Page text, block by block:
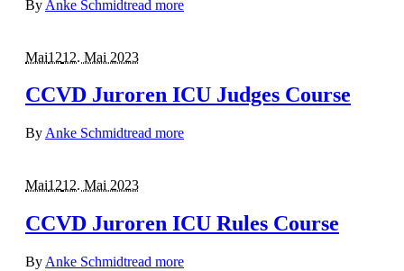
By Anke Schmidtread more
Mai1212. Mai 2023
CCVD Juroren ICU Judges Course
By Anke Schmidtread more
Mai1212. Mai 2023
CCVD Juroren ICU Rules Course
By Anke Schmidtread more